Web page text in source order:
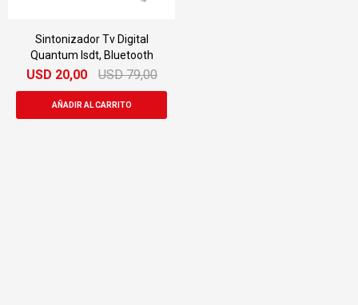
Sintonizador Tv Digital
Quantum Isdt, Bluetooth
USD 20,00 USD 79,00